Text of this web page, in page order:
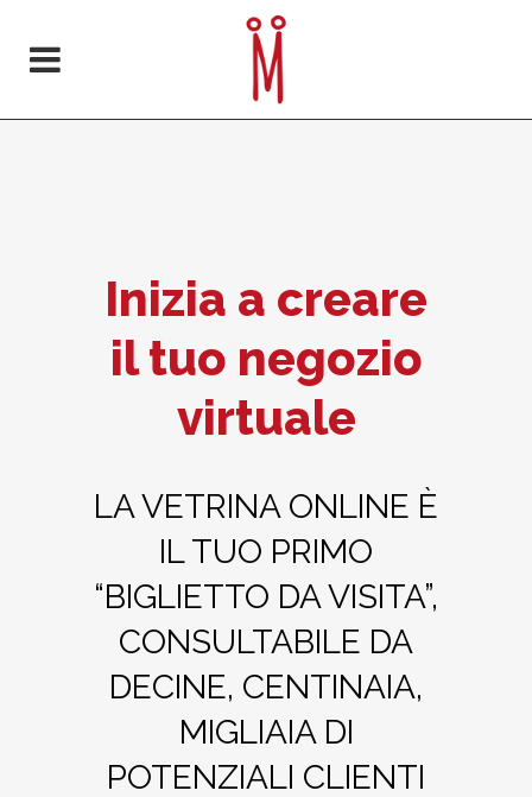
Inizia a creare
il tuo negozio
virtuale
LA VETRINA ONLINE È
IL TUO PRIMO
“BIGLIETTO DA VISITA”,
CONSULTABILE DA
DECINE, CENTINAIA,
MIGLIAIA DI
POTENZIALI CLIENTI